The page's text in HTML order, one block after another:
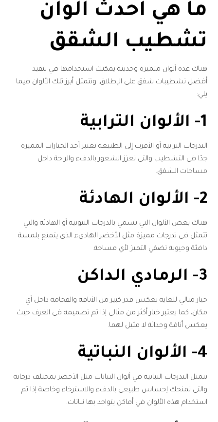
ما هي أحدث ألوان
تشطيب الشقق
هناك عدة ألوان متميزة وحديثة يمكنك استخدامها في تنفيذ
أفضل تشطيبات شقق على الإطلاق، وتتمثل أبرز تلك الألوان فيما
يلي:
1- الألوان الترابية
التدرجات الترابية أو الأقرب إلى الطبيعة تعتبر أحد الخيارات المميزة
جدًا في التشطيب والتي تعزز الشعور بالدفء والراحة داخل
مساحات الشقق.
2- الألوان الهادئة
هناك بعض الألوان التي تسمي بالدرجات النيونية أو الهادئة والتي
تتمثل في تدرجات مميزة مثل الأخضر الهادىء الذي يتمتع بلمسة
دافئة وحيوية تضفي التميز لأي مساحة.
3- الرمادي الداكن
خيار مثالي للغاية يعكس قدر كبير من الأناقة والفخامة داخل أي
مكان، كما يعتبر خيار أكثر من مثالي إذا تم تصميمه في الغرف حيث
يعكس أناقة وحداثة لا مثيل لهما.
4- الألوان النباتية
تتمثل التدرجات النباتية في ألوان النباتات مثل الأخضر بمختلف درجاته
والتي تمنحك إحساس طبيعى بالدفء والاسترخاء وخاصة إذا تم
استخدام هذه الألوان في أماكن يتواجد بها نباتات.